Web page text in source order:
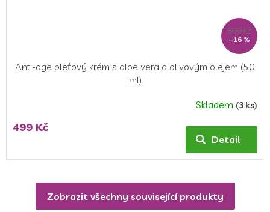
599 Kč
–16 %
Anti-age pleťový krém s aloe vera a olivovým olejem (50
ml)
Skladem (3 ks)
499 Kč
Detail
Zobrazit všechny související produkty